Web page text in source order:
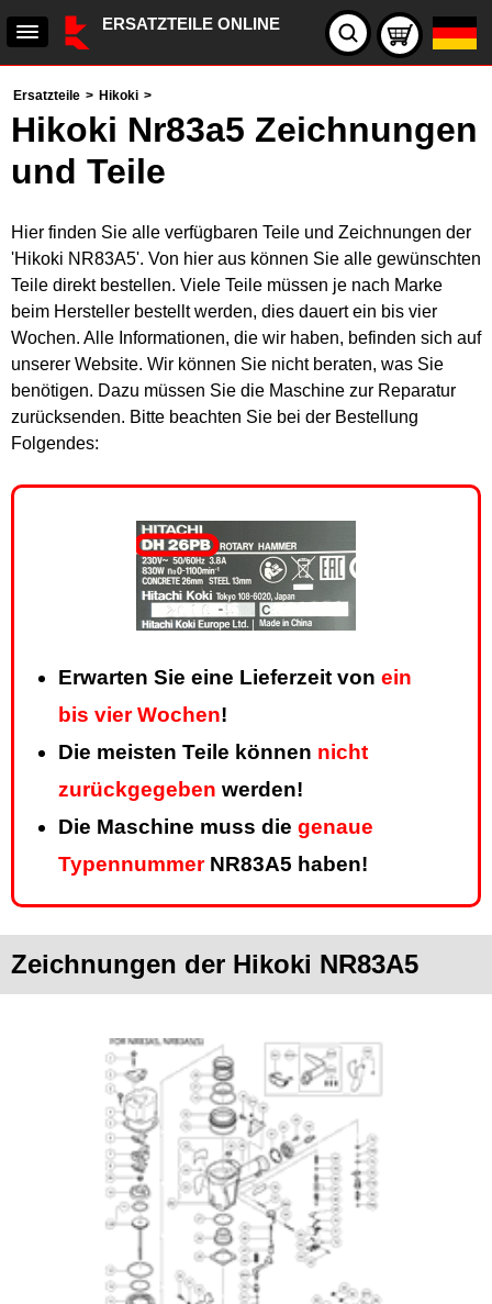
ERSATZTEILE ONLINE
Ersatzteile > Hikoki >
Hikoki Nr83a5 Zeichnungen
und Teile
Hier finden Sie alle verfügbaren Teile und Zeichnungen der
'Hikoki NR83A5'. Von hier aus können Sie alle gewünschten
Teile direkt bestellen. Viele Teile müssen je nach Marke
beim Hersteller bestellt werden, dies dauert ein bis vier
Wochen. Alle Informationen, die wir haben, befinden sich auf
unserer Website. Wir können Sie nicht beraten, was Sie
benötigen. Dazu müssen Sie die Maschine zur Reparatur
zurücksenden. Bitte beachten Sie bei der Bestellung
Folgendes:
Erwarten Sie eine Lieferzeit von ein
bis vier Wochen!
Die meisten Teile können nicht
zurückgegeben werden!
Die Maschine muss die genaue
TypennummerNR83A5 haben!
Zeichnungen der Hikoki NR83A5